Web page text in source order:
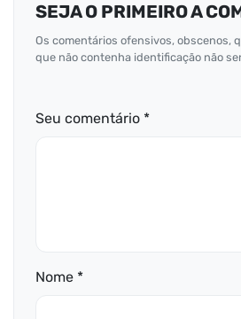
SEJA O PRIMEIRO A
Os comentários ofensivos, obscenos,
que não contenha identificação não
Seu comentário *
Nome *